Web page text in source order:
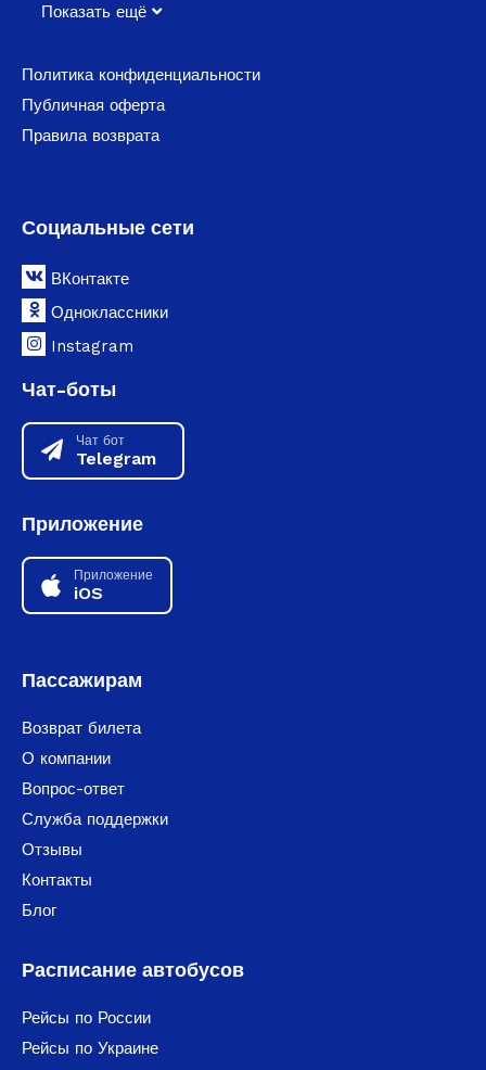
Показать ещё
Политика конфиденциальности
Публичная оферта
Правила возврата
Социальные сети
ВКонтакте
Одноклассники
Instagram
Чат-боты
Чат бот
Telegram
Приложение
Приложение
iOS
Пассажирам
Возврат билета
О компании
Вопрос-ответ
Служба поддержки
Отзывы
Контакты
Блог
Расписание автобусов
Рейсы по России
Рейсы по Украине